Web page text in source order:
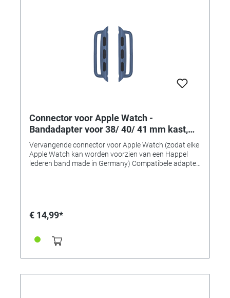
Connector voor Apple Watch -
Bandadapter voor 38/ 40/ 41 mm kast,
aanzetbreedte 22 mm, blauw aluminium
Vervangende connector voor Apple Watch (zodat elke
Apple Watch kan worden voorzien van een Happel
lederen band made in Germany) Compatibele adapter
• Bandadapter voor 38/40/41mm-kasten •
aanzetbreedte van 22 mm • Kleur: blauw aluminium
€ 14,99*